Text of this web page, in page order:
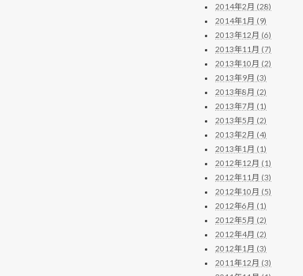
2014年2月 (28)
2014年1月 (9)
2013年12月 (6)
2013年11月 (7)
2013年10月 (2)
2013年9月 (3)
2013年8月 (2)
2013年7月 (1)
2013年5月 (2)
2013年2月 (4)
2013年1月 (1)
2012年12月 (1)
2012年11月 (3)
2012年10月 (5)
2012年6月 (1)
2012年5月 (2)
2012年4月 (2)
2012年1月 (3)
2011年12月 (3)